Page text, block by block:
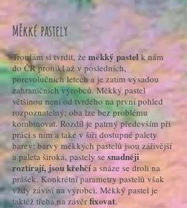
Měkké pastely
Troufám si tvrdit, že měkký pastelk nám
do ČR pronikl až v posledních,
porevolučních letech a je zatím výsadou
zahraničních výrobců. Měkký pastel
většinou není od tvrdého na první pohled
rozpoznatelný; oba lze bez problému
kombinovat. Rozdíl je patrný především při
práci s ním a také v šíři dostupné palety
barev: barvy měkkých pastelů jsou zářivější
a paleta široká, pastely se snadněji
roztírají, jsou křehčía snáze se drolí na
prášek. Konkrétní parametry pastelů však
vždy závisí na výrobci. Měkký pastel je
taktéž třeba na závěr fixovat.